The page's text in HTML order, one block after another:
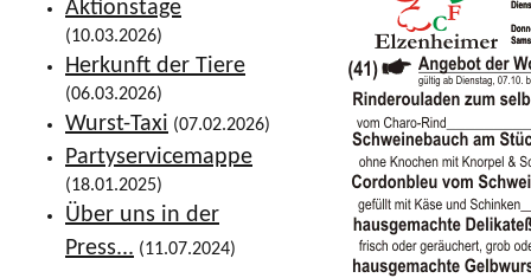
Aktionstage
(10.03.2026)
Herkunft der Tiere
(06.03.2026)
Wurst-Taxi (07.02.2026)
Partyservicemappe
(18.01.2025)
Über uns in der
Press... (11.07.2024)